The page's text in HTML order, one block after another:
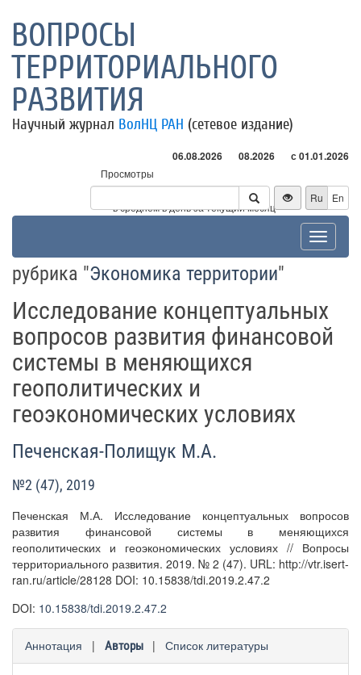
ВОПРОСЫ
ТЕРРИТОРИАЛЬНОГО
РАЗВИТИЯ
Научный журнал ВолНЦ РАН (сетевое издание)
06.08.2026 08.2026 с 01.01.2026
Просмотры
Посетители
* - в среднем в день за текущий месяц
Ru En
Toggle
рубрика "Экономика территории"
Исследование концептуальных
вопросов развития финансовой
системы в меняющихся
геополитических и
геоэкономических условиях
Печенская-Полищук М.А.
№2 (47), 2019
Печенская М.А. Исследование концептуальных вопросов
развития финансовой системы в меняющихся
геополитических и геоэкономических условиях // Вопросы
территориального развития. 2019. № 2 (47). URL: http://vtr.isert-
ran.ru/article/28128 DOI: 10.15838/tdi.2019.2.47.2
DOI: 10.15838/tdi.2019.2.47.2
Аннотация | Авторы | Список литературы